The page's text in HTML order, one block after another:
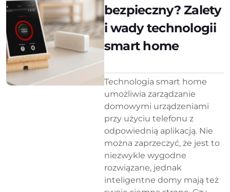
bezpieczny? Zalety
i wady technologii
smart home
Technologia smart home
umożliwia zarządzanie
domowymi urządzeniami
przy użyciu telefonu z
odpowiednią aplikacją. Nie
można zaprzeczyć, że jest to
niezwykle wygodne
rozwiązane, jednak
inteligentne domy mają też